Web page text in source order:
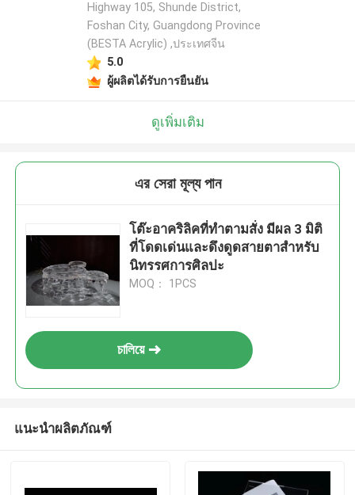
Highway 105, Shunde District,
Foshan City, Guangdong Province
(BESTA Acrylic) ,ประเทศจีน
5.0
ผู้ผลิตได้รับการยืนยัน
ดูเพิ่มเติม
এর সেরা মূল্য পান
โต๊ะอาคริลิคที่ทําตามสั่ง มีผล 3 มิติ
ที่โดดเด่นและดึงดูดสายตาสําหรับ
นิทรรศการศิลปะ
MOQ： 1PCS
চালিয়ে
แนะนำผลิตภัณฑ์